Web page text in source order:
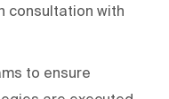
consultation with
to ensure